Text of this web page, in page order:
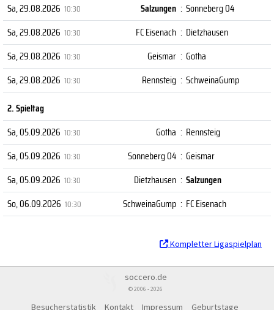
Sa, 29.08.2026 10:30 Salzungen : Sonneberg 04
Sa, 29.08.2026 10:30 FC Eisenach : Dietzhausen
Sa, 29.08.2026 10:30 Geismar : Gotha
Sa, 29.08.2026 10:30 Rennsteig : SchweinaGump
2. Spieltag
Sa, 05.09.2026 10:30 Gotha : Rennsteig
Sa, 05.09.2026 10:30 Sonneberg 04 : Geismar
Sa, 05.09.2026 10:30 Dietzhausen : Salzungen
So, 06.09.2026 10:30 SchweinaGump : FC Eisenach
Kompletter Ligaspielplan
soccero.de
© 2006 - 2026
Besucherstatistik Kontakt Impressum Geburtstage